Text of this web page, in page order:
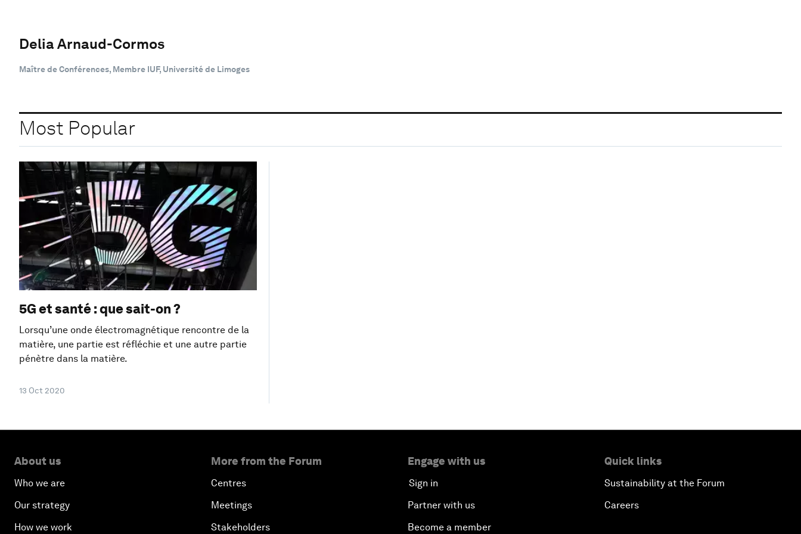
Delia Arnaud-Cormos
Maître de Conférences, Membre IUF, Université de Limoges
Most Popular
5G et santé : que sait-on ?
Lorsqu’une onde électromagnétique rencontre de la
matière, une partie est réfléchie et une autre partie
pénètre dans la matière.
13 Oct 2020
About us
Who we are
Our strategy
How we work
More from the Forum
Centres
Meetings
Stakeholders
Engage with us
Sign in
Partner with us
Become a member
Quick links
Sustainability at the Forum
Careers